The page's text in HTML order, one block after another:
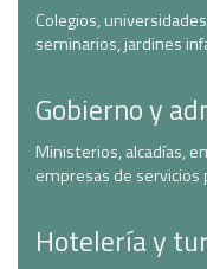
Colegios,
seminarios, jardines
Gobierno y
Ministerios, alcadías,
empresas de servicios
Hotelería y